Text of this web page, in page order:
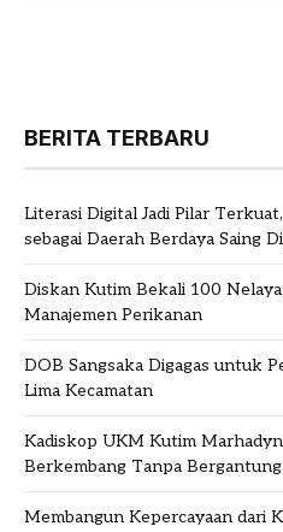
BERITA TERBARU
Literasi Digital Jadi Pilar
sebagai Daerah Berdaya Saing
Diskan Kutim Bekali 100
Manajemen Perikanan
DOB Sangsaka Digagas untuk
Lima Kecamatan
Kadiskop UKM Kutim
Berkembang Tanpa
Membangun Kepercayaan dari